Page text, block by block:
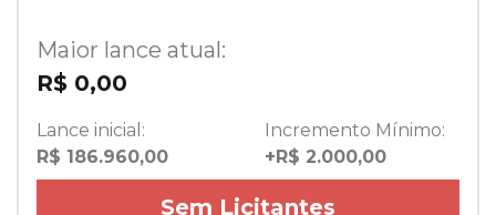
Maior lance atual:
R$ 0,00
Lance inicial:
R$ 186.960,00
Incremento Mínimo:
+R$ 2.000,00
Sem Licitantes